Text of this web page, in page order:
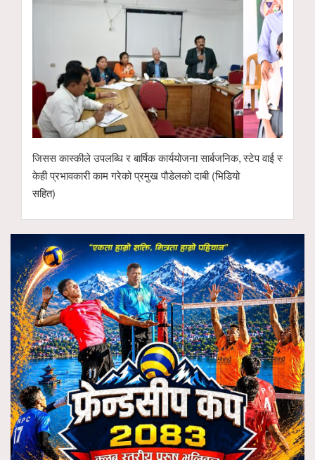
जिसस कास्कीले उपलब्धि र बार्षिक कार्ययोजना सार्बजनिक,
केही प्रभावकारी काम गरेको प्रमुख पौडेलको दाबी (भिडियो
सहित)
स्टेप वाई स्टेप